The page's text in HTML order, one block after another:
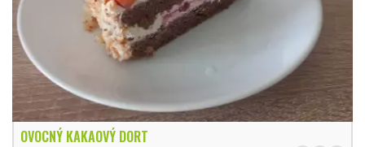
OVOCNÝ KAKAOVÝ DORT